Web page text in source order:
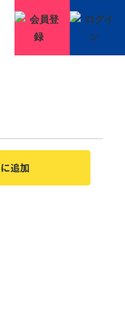
会員登録
に追加